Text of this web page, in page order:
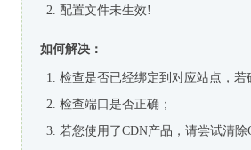
配置文件未生效!
如何解决：
检查是否已经绑定到对应站点，
检查端口是否正确；
若您使用了CDN产品，请尝试清除